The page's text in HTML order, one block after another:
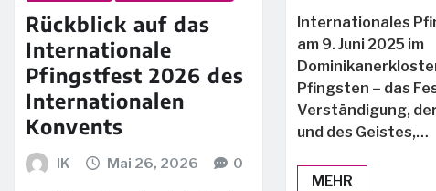
Rückblick auf das
Internationale
Pfingstfest 2026 des
Internationalen
Konvents
IK Mai 26, 2026 0
Internationales
am 9. Juni 2025 im
Pfingsten – das
Verständigung,
und des Geistes,…
MEHR